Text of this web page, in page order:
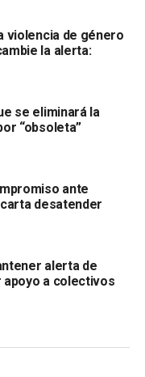
y órgano:
exactamente qué le
ya se hizo y para no
autoridades se
la distribución de
porque son
acciones de que
al trabajo con
violencia de género
la alerta:
se eliminará la
“obsoleta”
ante
desatender
alerta de
a colectivos